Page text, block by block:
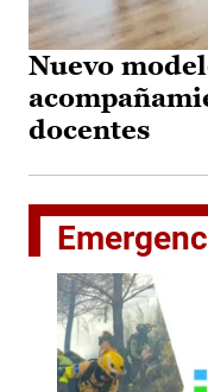
Nuevo
docentes